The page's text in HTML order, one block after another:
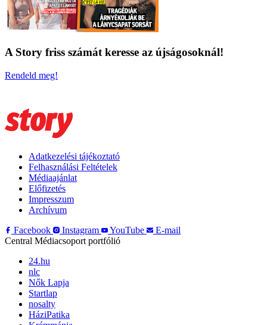
A Story friss számát keresse az újságosoknál!
Rendeld meg!
Adatkezelési tájékoztató
Felhasználási Feltételek
Médiaajánlat
Előfizetés
Impresszum
Archívum
Facebook
Instagram YouTube
E-mail
Central Médiacsoport portfólió
24.hu
nlc
Nők Lapja
Startlap
nosalty
HáziPatika